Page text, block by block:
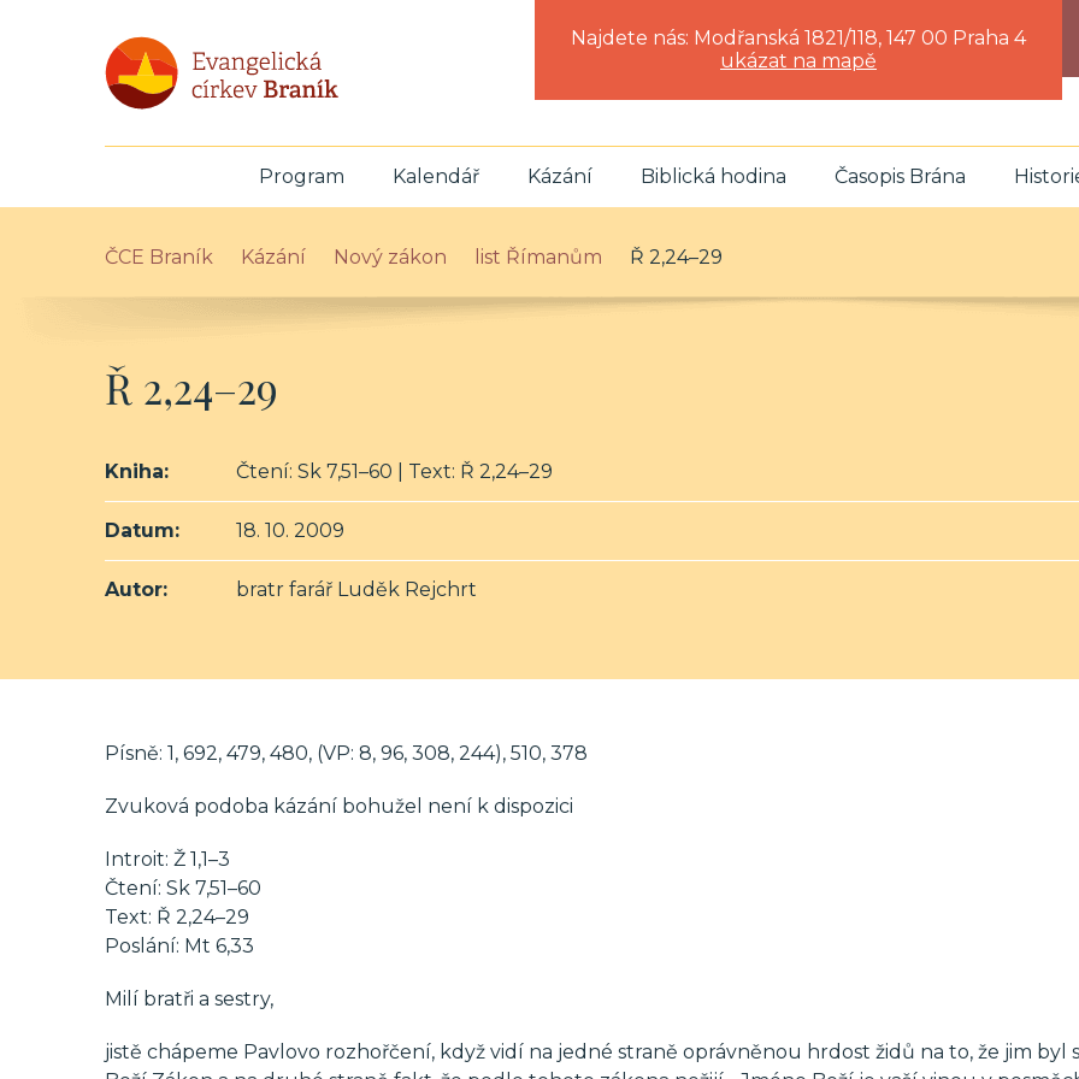
Najdete nás: Modřanská 1821/118, 147 00 Praha 4
ukázat na mapě
Program Kalendář Kázání Biblická hodina Časopis Brána
ČCE Braník Kázání Nový zákon list Římanům Ř 2,24–29
Ř 2,24–29
Kniha: Čtení: Sk 7,51–60 | Text: Ř 2,24–29
Datum: 18. 10. 2009
Autor: bratr farář Luděk Rejchrt
Písně: 1, 692, 479, 480, (VP: 8, 96, 308, 244), 510, 378
Zvuková podoba kázání bohužel není k dispozici
Introit: Ž 1,1–3
Čtení: Sk 7,51–60
Text: Ř 2,24–29
Poslání: Mt 6,33
Milí bratři a sestry,
jistě chápeme Pavlovo rozhořčení, když vidí na jedné straně oprávněnou hrdost židů na to, že jim byl